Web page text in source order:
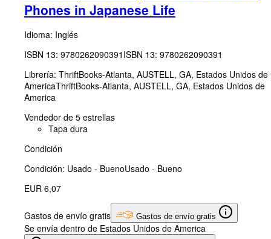
Phones in Japanese Life
Idioma: Inglés
ISBN 13: 9780262090391 ISBN 13: 9780262090391
Librería: ThriftBooks-Atlanta, AUSTELL, GA, Estados Unidos de
AmericaThriftBooks-Atlanta, AUSTELL, GA, Estados Unidos de
America
Vendedor de 5 estrellas
Tapa dura
Condición
Condición: Usado - BuenoUsado - Bueno
EUR 6,07
Gastos de envío gratis Gastos de envío gratis
Se envía dentro de Estados Unidos de America